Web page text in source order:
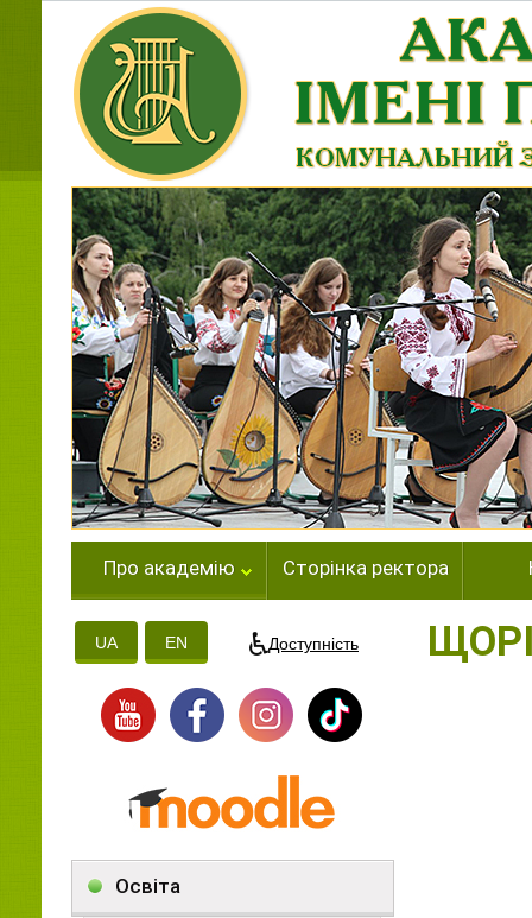
Про академію Сторінка ректора
UA EN Доступність
Освіта